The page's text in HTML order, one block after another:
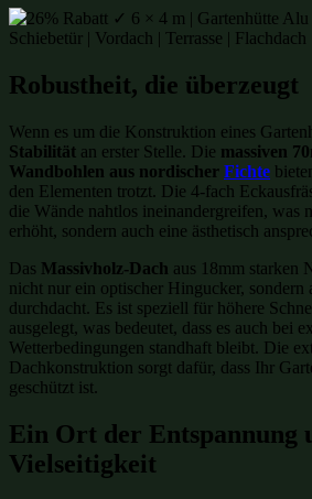
Robustheit, die überzeugt
Wenn es um die Konstruktion eines
Stabilität an erster Stelle. Die massiven
Wandbohlen aus nordischer Fichte
den Elementen trotzt. Die 4-fach
die Wände nahtlos ineinandergreifen, was
erhöht, sondern auch eine ästhetisch
Das Massivholz-Dach aus 18mm starken
nicht nur ein optischer Hingucker, sondern
durchdacht. Es ist speziell für höhere
ausgelegt, was bedeutet, dass es auch bei
Wetterbedingungen standhaft bleibt. Die
Dachkonstruktion sorgt dafür, dass Ihr
geschützt ist.
Ein Ort der Entspannung
Vielseitigkeit